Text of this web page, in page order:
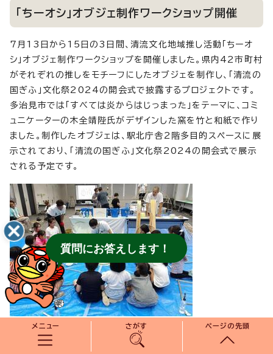
「ちーオシ」オブジェ制作ワークショップ開催
7月13日から15日の3日間、清流文化地域推し活動「ちーオ
シ」オブジェ制作ワークショップを開催しました。県内42市町村
がそれぞれの推しをモチーフにしたオブジェを制作し、「清流の
国ぎふ」文化祭2024の開会式で披露するプロジェクトです。
多治見市では「すべては炎からはじっまった」をテーマに、コミ
ュニケーターの木全靖陛氏がデザインした窯を竹と和紙で作り
ました。制作したオブジェは、駅北庁舎2階多目的スペースに展
示されており、「清流の国ぎふ」文化祭2024の開会式で展示
される予定です。
メニュー さがす ページの先頭
質問にお答えします！